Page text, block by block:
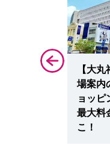
ム】厳選
【大
場案内
ョッピ
最大料
こ！